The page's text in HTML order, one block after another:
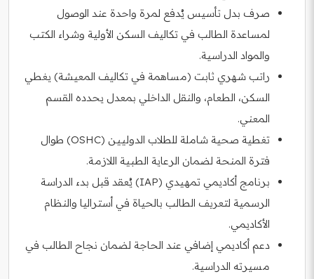
صرف بدل تأسيس يُدفع لمرة واحدة عند الوصول
لمساعدة الطالب في تكاليف السكن الأولية وشراء الكتب
والمواد الدراسية.
راتب شهري ثابت (مساهمة في تكاليف المعيشة) يغطي
السكن، الطعام، والنقل الداخلي بمعدل يحدده القسم
المعني.
تغطية صحية شاملة للطلاب الدوليين (OSHC) طوال
فترة المنحة لضمان الرعاية الطبية اللازمة.
برنامج أكاديمي تمهيدي (IAP) يُعقد قبل بدء الدراسة
الرسمية لتعريف الطالب بالحياة في أستراليا والنظام
الأكاديمي.
دعم أكاديمي إضافي عند الحاجة لضمان نجاح الطالب في
مسيرته الدراسية.